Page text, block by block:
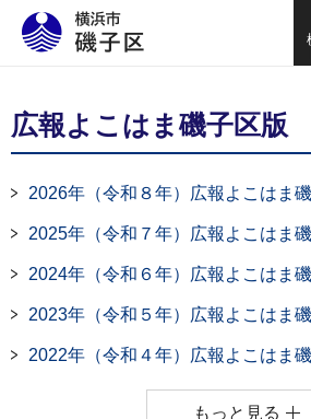
広報よこはま磯子区版
2026年（令和８年）広報よこはま
2025年（令和７年）広報よこはま
2024年（令和６年）広報よこはま
2023年（令和５年）広報よこはま
2022年（令和４年）広報よこはま
もっと見る